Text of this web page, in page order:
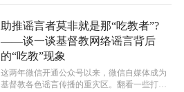
助推谣言者莫非就是那“吃教者”?
——谈一谈基督教网络谣言背后
的“吃教”现象
这两年微信开通公众号以来，微信自媒体成为
基督教各色谣言传播的重灾区。翻看一些打着